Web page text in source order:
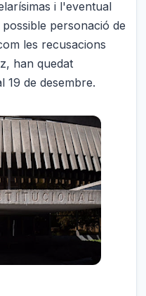
i l'eventual
personació de
les recusacions
han quedat
19 de desembre.